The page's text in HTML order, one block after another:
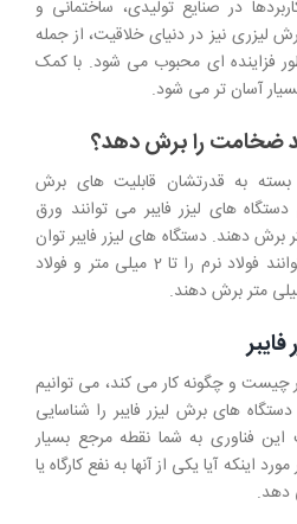
در صنایع تولیدی، ساختمانی و
لیزری نیز در دنیای خلاقیت، از جمله
فزاینده ای محبوب می شود. با کمک
آسان تر می شود.
ضخامت را برش دهد؟
بسته به قدرتشان قابلیت های برش
دستگاه های لیزر فایبر می توانند ورق
13 میلی متر برش دهند. دستگاه های لیزر فایبر توان
بالاتر با توان 10 کیلووات می توانند فولاد نرم را تا 2 میلی متر و فولاد
چیست و چگونه کار می کند، می توانیم
های برش لیزر فایبر را شناسایی
این فناوری به شما نقطه مرجع بسیار
اینکه آیا یکی از آنها به نفع کارگاه یا
دهد.